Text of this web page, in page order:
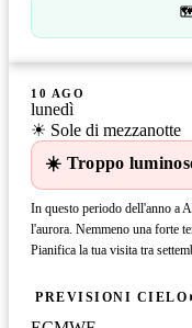
🗺
10 AGO
lunedì
☀ Sole di mezzanotte
☀️ Troppo
In questo periodo dell'anno a
l'aurora. Nemmeno una forte
Pianifica la tua visita tra
PREVISIONI CIELO